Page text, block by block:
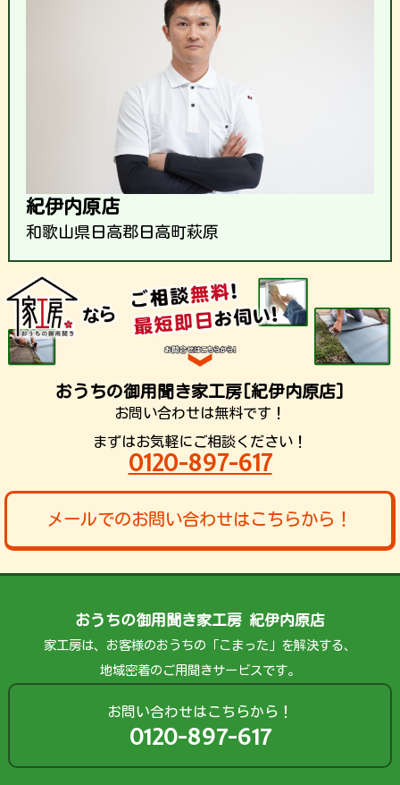
紀伊内原店
和歌山県日高郡日高町萩原
おうちの御用聞き家工房[紀伊内原店]
お問い合わせは無料です！
まずはお気軽にご相談ください！
0120-897-617
メールでのお問い合わせはこちらから！
おうちの御用聞き家工房 紀伊内原店
家工房は、お客様のおうちの「こまった」を解決する、
地域密着のご用聞きサービスです。
お問い合わせはこちらから！
0120-897-617